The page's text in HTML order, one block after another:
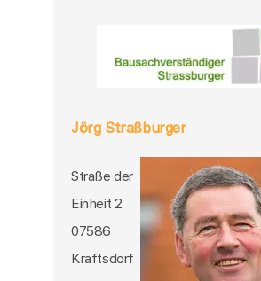
Jörg Straßburger
Straße der
Einheit 2
07586
Kraftsdorf